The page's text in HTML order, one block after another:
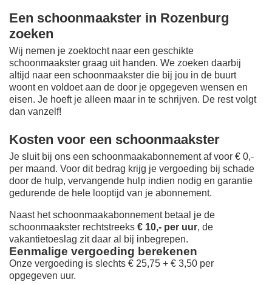
Een schoonmaakster in Rozenburg
zoeken
Wij nemen je zoektocht naar een geschikte
schoonmaakster graag uit handen. We zoeken daarbij
altijd naar een schoonmaakster die bij jou in de buurt
woont en voldoet aan de door je opgegeven wensen en
eisen. Je hoeft je alleen maar in te schrijven. De rest volgt
dan vanzelf!
Kosten voor een schoonmaakster
Je sluit bij ons een schoonmaakabonnement af voor € 0,-
per maand. Voor dit bedrag krijg je vergoeding bij schade
door de hulp, vervangende hulp indien nodig en garantie
gedurende de hele looptijd van je abonnement.
Naast het schoonmaakabonnement betaal je de
schoonmaakster rechtstreeks € 10,- per uur, de
vakantietoeslag zit daar al bij inbegrepen.
Eenmalige vergoeding berekenen
Onze vergoeding is slechts € 25,75 + € 3,50 per
opgegeven uur.